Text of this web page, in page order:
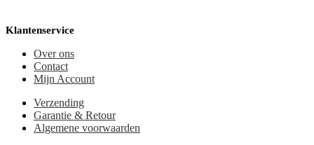
Klantenservice
Over ons
Contact
Mijn Account
Verzending
Garantie & Retour
Algemene voorwaarden